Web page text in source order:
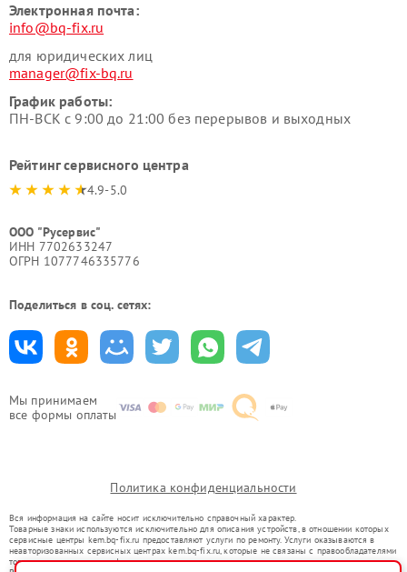
Мы принимаем
все формы оплаты
Электронная почта:
info@bq-fix.ru
для юридических лиц
manager@fix-bq.ru
График работы:
ПН-ВСК с 9:00 до 21:00 без перерывов и выходных
Рейтинг сервисного центра
4.9-5.0
ООО "Русервис"
ИНН 7702633247
ОГРН 1077746335776
Поделиться в соц. сетях:
Политика конфиденциальности
Вся информация на сайте носит исключительно справочный характер.
Товарные знаки используются исключительно для описания устройств, в отношении которых
сервисные центры kem.bq-fix.ru предоставляют услуги по ремонту. Услуги оказываются в
неавторизованных сервисных центрах kem.bq-fix.ru, которые не связаны с правообладателями
товарных знаков или их официальными представителями.